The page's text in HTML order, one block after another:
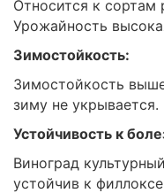
Относится к сортам
Урожайность
Зимостойкость:
Зимостойкость
зиму не укрывается.
Устойчивость к
Виноград
устойчив к